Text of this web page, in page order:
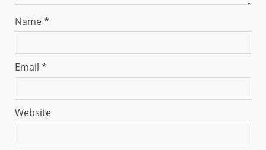
Name*
Email *
Website